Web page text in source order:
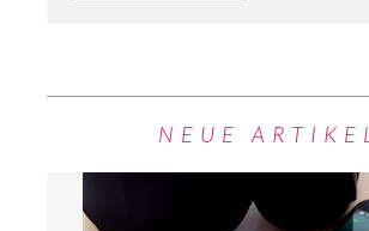
NEUE ARTIKEL